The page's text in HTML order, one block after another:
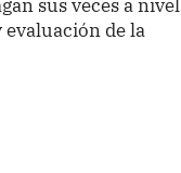
sus veces a nivel
de la